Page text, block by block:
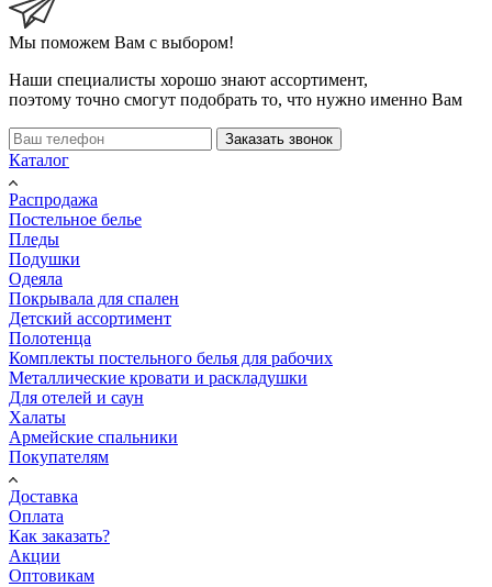
Мы поможем Вам с выбором!
Наши специалисты хорошо знают ассортимент,
поэтому точно смогут подобрать то, что нужно именно Вам
Заказать звонок
Каталог
Распродажа
Постельное белье
Пледы
Подушки
Одеяла
Покрывала для спален
Детский ассортимент
Полотенца
Комплекты постельного белья для рабочих
Металлические кровати и раскладушки
Для отелей и саун
Халаты
Армейские спальники
Покупателям
Доставка
Оплата
Как заказать?
Акции
Оптовикам